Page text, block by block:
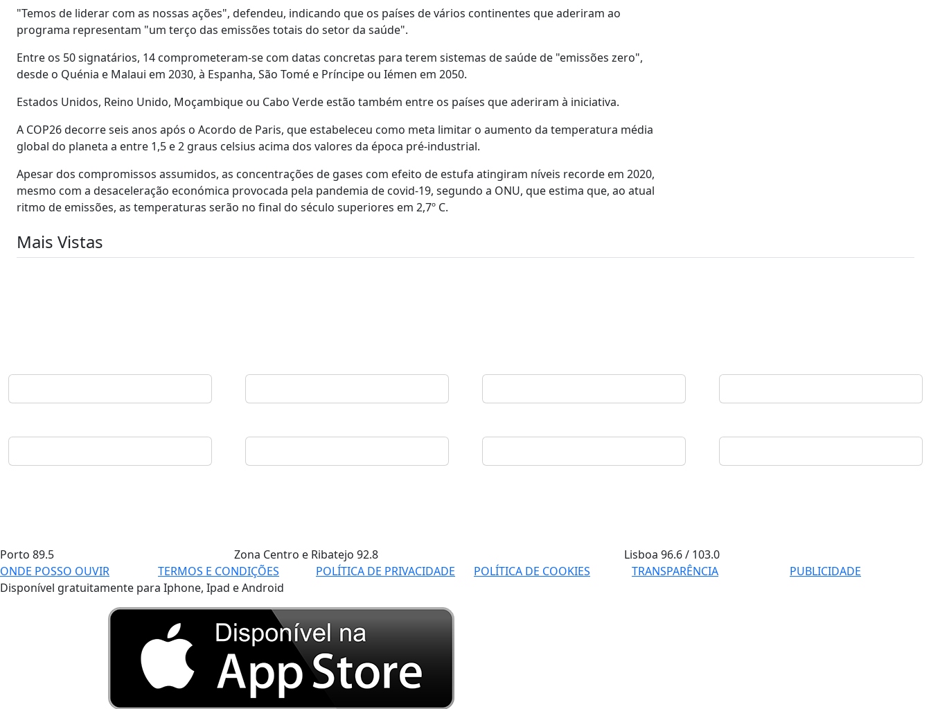
"Temos de liderar com as nossas ações", defendeu, indicando que os países de vários continentes que aderiram ao
programa representam "um terço das emissões totais do setor da saúde".
Entre os 50 signatários, 14 comprometeram-se com datas concretas para terem sistemas de saúde de "emissões zero",
desde o Quénia e Malaui em 2030, à Espanha, São Tomé e Príncipe ou Iémen em 2050.
Estados Unidos, Reino Unido, Moçambique ou Cabo Verde estão também entre os países que aderiram à iniciativa.
A COP26 decorre seis anos após o Acordo de Paris, que estabeleceu como meta limitar o aumento da temperatura média
global do planeta a entre 1,5 e 2 graus celsius acima dos valores da época pré-industrial.
Apesar dos compromissos assumidos, as concentrações de gases com efeito de estufa atingiram níveis recorde em 2020,
mesmo com a desaceleração económica provocada pela pandemia de covid-19, segundo a ONU, que estima que, ao atual
ritmo de emissões, as temperaturas serão no final do século superiores em 2,7º C.
Mais Vistas
Porto 89.5 Zona Centro e Ribatejo 92.8 Lisboa96.6 / 103.0
ONDE POSSO OUVIR
TERMOS E CONDIÇÕES POLÍTICA DE PRIVACIDADE POLÍTICA DE COOKIES TRANSPARÊNCIA
PUBLICIDADE
Disponível gratuitamente para Iphone, Ipad e Android